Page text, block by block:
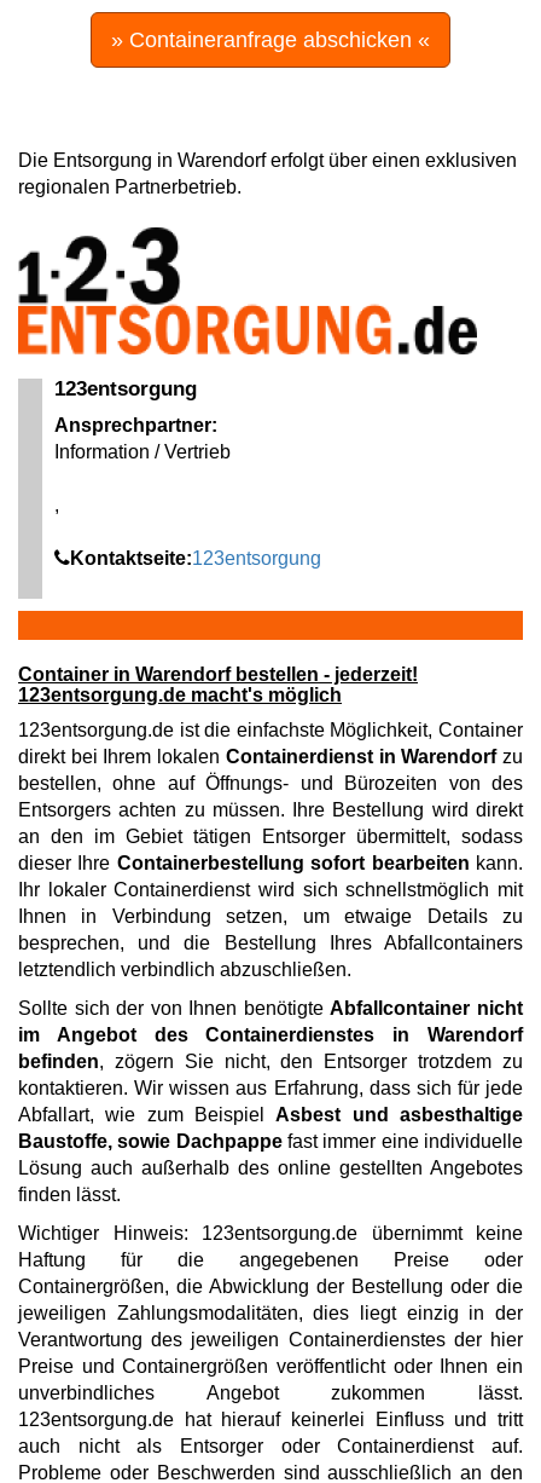
» Containeranfrage abschicken «
Die Entsorgung in Warendorf erfolgt über einen exklusiven
regionalen Partnerbetrieb.
123entsorgung
Ansprechpartner:
Information / Vertrieb
,
Kontaktseite:123entsorgung
Container in Warendorf bestellen - jederzeit!
123entsorgung.de macht's möglich
123entsorgung.de ist die einfachste Möglichkeit, Container
direkt bei Ihrem lokalen Containerdienst in Warendorfzu
bestellen, ohne auf Öffnungs- und Bürozeiten von des
Entsorgers achten zu müssen. Ihre Bestellung wird direkt
an den im Gebiet tätigen Entsorger übermittelt, sodass
dieser Ihre Containerbestellung sofort bearbeiten kann.
Ihr lokaler Containerdienst wird sich schnellstmöglich mit
Ihnen in Verbindung setzen, um etwaige Details zu
besprechen, und die Bestellung Ihres Abfallcontainers
letztendlich verbindlich abzuschließen.
Sollte sich der von Ihnen benötigteAbfallcontainer nicht
im Angebot des Containerdienstes in Warendorf
befinden, zögern Sie nicht, den Entsorger trotzdem zu
kontaktieren. Wir wissen aus Erfahrung, dass sich für jede
Abfallart, wie zum BeispielAsbest und asbesthaltige
Baustoffe, sowie Dachpappefast immer eine individuelle
Lösung auch außerhalb des online gestellten Angebotes
finden lässt.
Wichtiger Hinweis: 123entsorgung.de übernimmt keine
Haftung für die angegebenen Preise oder
Containergrößen, die Abwicklung der Bestellung oder die
jeweiligen Zahlungsmodalitäten, dies liegt einzig in der
Verantwortung des jeweiligen Containerdienstes der hier
Preise und Containergrößen veröffentlicht oder Ihnen ein
unverbindliches Angebot zukommen lässt.
123entsorgung.de hat hierauf keinerlei Einfluss und tritt
auch nicht als Entsorger oder Containerdienst auf.
Probleme oder Beschwerden sind ausschließlich an den